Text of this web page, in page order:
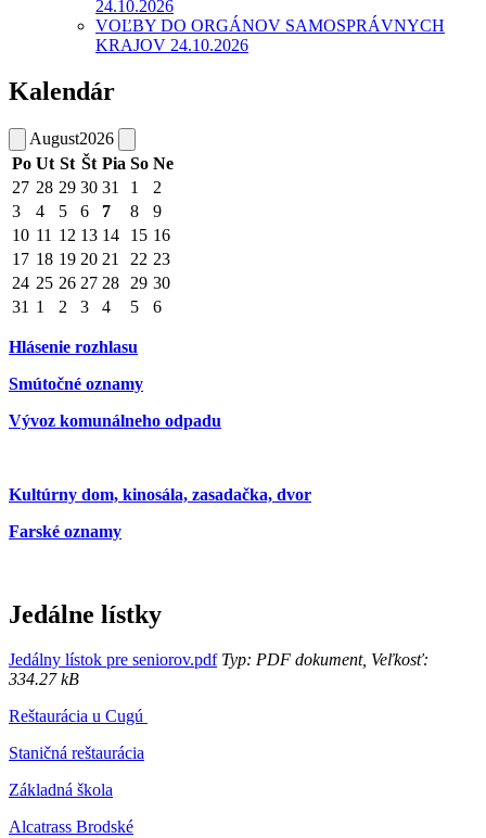
24.10.2026
VOĽBY DO ORGÁNOV SAMOSPRÁVNYCH
KRAJOV 24.10.2026
Kalendár
August2026
Po Ut St Št Pia So Ne
27 28 29 30 31 1
2
3
4 5 6 7 8
9
10 11 12 13 14 15 16
17 18 19 20 21 22 23
24 25 26 27 28 29 30
31 1 2 3 4 5 6
Hlásenie rozhlasu
Smútočné oznamy
Vývoz komunálneho odpadu
Kultúrny dom, kinosála, zasadačka, dvor
Farské oznamy
Jedálne lístky
Jedálny lístok pre seniorov.pdfTyp: PDF dokument, Veľkosť:
334.27 kB
Reštaurácia u Cugú
Staničná reštaurácia
Základná škola
Alcatrass Brodské